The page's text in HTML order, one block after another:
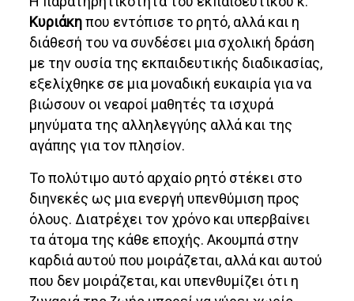
Κυριάκηπου εντόπισε το ρητό, αλλά και η
διάθεσή του να συνδέσει μια σχολική δράση
με την ουσία της εκπαιδευτικής διαδικασίας,
εξελίχθηκε σε μια μοναδική ευκαιρία για να
βιώσουν οι νεαροί μαθητές τα ισχυρά
μηνύματα της αλληλεγγύης αλλά και της
αγάπης για τον πλησίον.
Το πολύτιμο αυτό αρχαίο ρητό στέκει στο
διηνεκές ως μια ενεργή υπενθύμιση προς
όλους. Διατρέχει τον χρόνο και υπερβαίνει
τα άτομα της κάθε εποχής. Ακουμπά στην
καρδιά αυτού που μοιράζεται, αλλά και αυτού
που δεν μοιράζεται, και υπενθυμίζει ότι η